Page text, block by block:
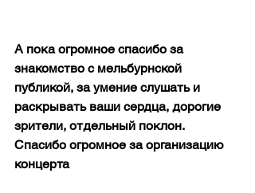
А пока огромное спасибо за
знакомство с мельбурнской
публикой, за умение слушать и
раскрывать ваши сердца, дорогие
зрители, отдельный поклон.
Спасибо огромное за организацию
концерта